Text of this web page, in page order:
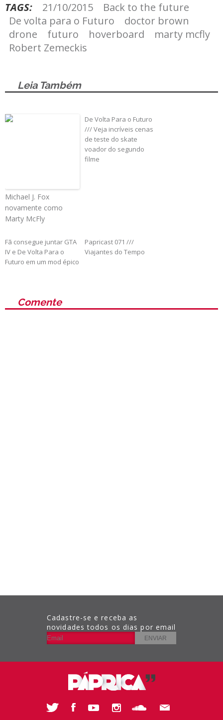
TAGS: 21/10/2015
Back to the future
De volta para o Futuro
doctor brown
drone
futuro hoverboard
marty mcfly
Robert Zemeckis
Leia Também
Michael J. Fox
novamente como
Marty McFly
De Volta Para o Futuro
/// Veja incríveis cenas
de teste do skate
voador do segundo
filme
Fã consegue juntar GTA
IV e De Volta Para o
Futuro em um mod épico
Papricast 071 ///
Viajantes do Tempo
Comente
Cadastre-se e receba as
novidades todos os dias por email